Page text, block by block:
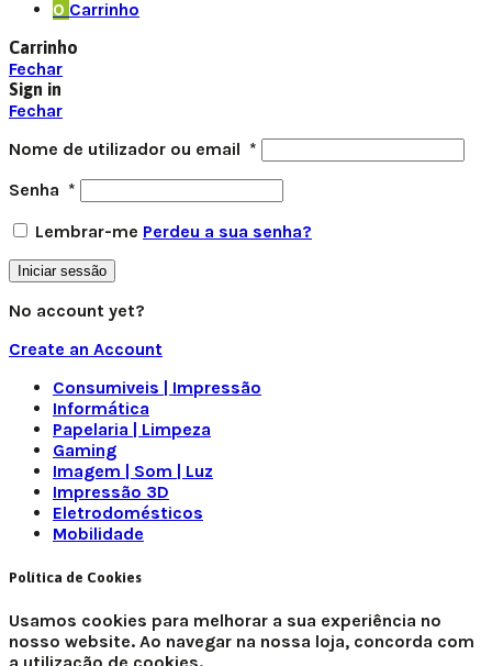
0 Carrinho
Carrinho
Fechar
Sign in
Fechar
Nome de utilizador ou email *
Senha *
Lembrar-me Perdeu a sua senha?
Iniciar sessão
No account yet?
Create an Account
Consumiveis | Impressão
Informática
Papelaria | Limpeza
Gaming
Imagem | Som | Luz
Impressão 3D
Eletrodomésticos
Mobilidade
Política de Cookies
Usamos cookies para melhorar a sua experiência no
nosso website. Ao navegar na nossa loja, concorda com